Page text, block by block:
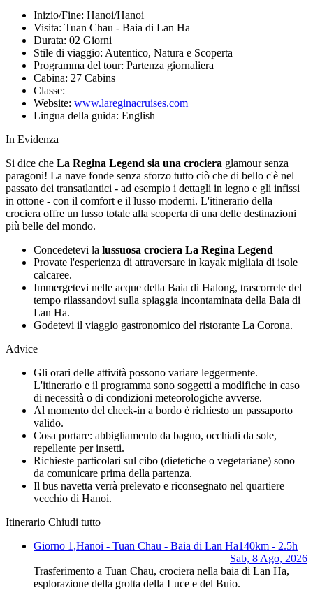
Inizio/Fine: Hanoi/Hanoi
Visita: Tuan Chau - Baia di Lan Ha
Durata: 02 Giorni
Stile di viaggio: Autentico, Natura e Scoperta
Programma del tour: Partenza giornaliera
Cabina: 27 Cabins
Classe:
Website: www.lareginacruises.com
Lingua della guida: English
In Evidenza
Si dice che La Regina Legend sia una crociera glamour senza
paragoni! La nave fonde senza sforzo tutto ciò che di bello c'è nel
passato dei transatlantici - ad esempio i dettagli in legno e gli infissi
in ottone - con il comfort e il lusso moderni. L'itinerario della
crociera offre un lusso totale alla scoperta di una delle destinazioni
più belle del mondo.
Concedetevi la lussuosa crociera La Regina Legend
Provate l'esperienza di attraversare in kayak migliaia di isole
calcaree.
Immergetevi nelle acque della Baia di Halong, trascorrete del
tempo rilassandovi sulla spiaggia incontaminata della Baia di
Lan Ha.
Godetevi il viaggio gastronomico del ristorante La Corona.
Advice
Gli orari delle attività possono variare leggermente.
L'itinerario e il programma sono soggetti a modifiche in caso
di necessità o di condizioni meteorologiche avverse.
Al momento del check-in a bordo è richiesto un passaporto
valido.
Cosa portare: abbigliamento da bagno, occhiali da sole,
repellente per insetti.
Richieste particolari sul cibo (dietetiche o vegetariane) sono
da comunicare prima della partenza.
Il bus navetta verrà prelevato e riconsegnato nel quartiere
vecchio di Hanoi.
Itinerario Chiudi tutto
Giorno 1,Hanoi - Tuan Chau - Baia di Lan Ha140km - 2.5h
Sab, 8 Ago, 2026
Trasferimento a Tuan Chau, crociera nella baia di Lan Ha,
esplorazione della grotta della Luce e del Buio.